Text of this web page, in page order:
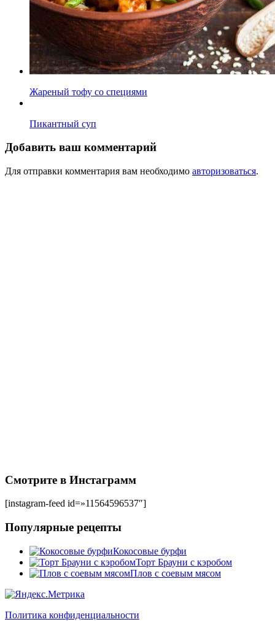
Жареный тофу со специями
Пикантный суп
Добавить ваш комментарий
Для отправки комментария вам необходимо авторизоваться.
Смотрите в Инстаграмм
[instagram-feed id=»11564596537″]
Популярные рецепты
Кокосовые бурфи
Торт Брауни с кэробом
Плов с соевым мясом
Политика конфиденциальности